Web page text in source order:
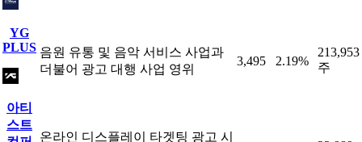
YG
PLUS 음원 유통 및 음악 서비스 사업과
더불어 광고 대행 사업 영위
3,495 2.19%
213,953
주
아티
스트
온라인 디스플레이 타겟팅 광고 시